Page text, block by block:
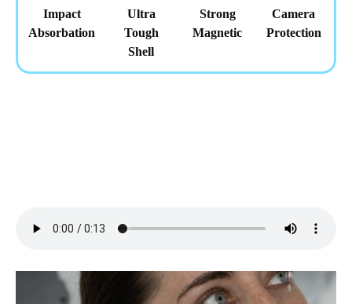
Impact
Absorbation
Ultra
Tough
Shell
Strong
Magnetic
Camera
Protection